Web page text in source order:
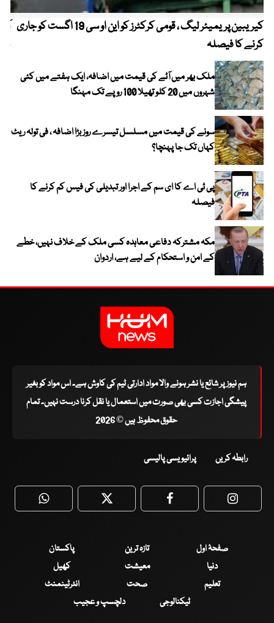
کیریبین پریمیئر لیگ ، قومی کرکٹرز کو این او سی 19 اگست کو جاری
کرنے کا فیصلہ
ملک بھر میں آٹے کی قیمت میں اضافہ، ایک ہفتے میں کئی
شہروں میں 20 کلو تھیلا 100 روپے تک مہنگا
سونے کی قیمت میں مسلسل تیسرے روز بڑا اضافہ ، فی تولہ ریٹ
کہاں تک جا پہنچا؟
پی ٹی اے کا ای سم کے اجرا اور تبدیلی کی فیس کم کرنے کا
فیصلہ
مکہ مشترکہ دفاعی معاہدہ کسی ملک کے خلاف نہیں، خطے
کے امن و استحکام کے لیے ہے، اردوان
ہم نیوز پر شائع یا نشر ہونے والا مواد ادارتی ٹیم کی کاوش ہے۔ اس مواد کو بغیر
پیشگی اجازت کسی بھی صورت میں استعمال یا نقل کرنا درست نہیں۔ تمام
حقوق محفوظ ہیں © 2026
رابطہ کریں پرائیویسی پالیسی
WhatsApp Twitter Facebook
صفحۂ اول تازہ ترین
پاکستان
دنیا
معیشت
کھیل
تعلیم
صحت
انٹرٹینمنٹ
ٹیکنالوجی
دلچسپ و عجیب